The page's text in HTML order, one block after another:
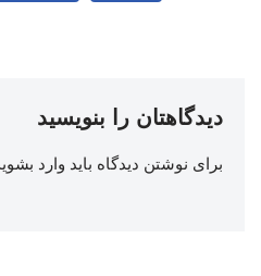
دیدگاهتان را بنویسید
برای نوشتن دیدگاه باید وارد